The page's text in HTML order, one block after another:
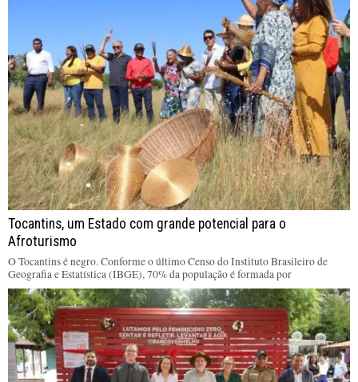
Tocantins, um Estado com grande potencial para o
Afroturismo
O Tocantins é negro. Conforme o último Censo do Instituto Brasileiro de
Geografia e Estatística (IBGE), 70% da população é formada por